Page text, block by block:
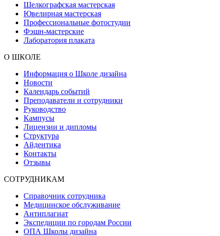
Шелкографская мастерская
Ювелирная мастерская
Профессиональные фотостудии
Фэшн-мастерские
Лаборатория плаката
О ШКОЛЕ
Информация о Школе дизайна
Новости
Календарь событий
Преподаватели и сотрудники
Руководство
Кампусы
Лицензии и дипломы
Структура
Айдентика
Контакты
Отзывы
СОТРУДНИКАМ
Справочник сотрудника
Медицинское обслуживание
Антиплагиат
Экспедиции по городам России
ОПА Школы дизайна